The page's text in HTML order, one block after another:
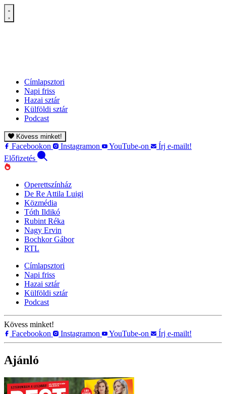
Címlapsztori
Napi friss
Hazai sztár
Külföldi sztár
Podcast
Kövess minket!
Facebookon Instagramon YouTube-on
Írj e-mailt!
Előfizetés
Operettszínház
De Re Attila Luigi
Közmédia
Tóth Ildikó
Rubint Réka
Nagy Ervin
Bochkor Gábor
RTL
Címlapsztori
Napi friss
Hazai sztár
Külföldi sztár
Podcast
Kövess minket!
Facebookon
Instagramon YouTube-on Írj e-mailt!
Ajánló